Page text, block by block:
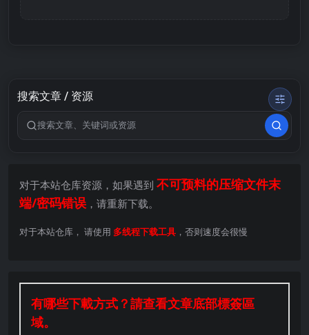
搜索文章 / 资源
搜索关键词
对于本站仓库资源，如果遇到 不可预料的压缩文件末
端/密码错误 ，请重新下载。
对于本站仓库， 请使用 多线程下载工具 ，否则速度会很慢
有哪些下載方式？請查看文章底部標簽區
域。